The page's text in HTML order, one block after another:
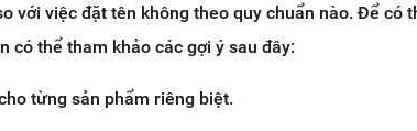
với việc đặt tên không theo quy chuẩn nào. Để có
có thể tham khảo các gợi ý sau đây:
từng sản phẩm riêng biệt.